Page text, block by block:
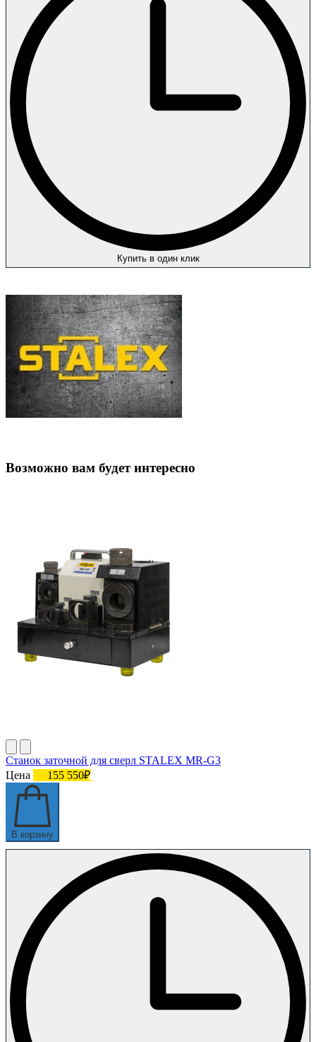
Купить в один клик
Возможно вам будет интересно
Станок заточной для сверл STALEX MR-G3
Цена
155 550₽
В корзину